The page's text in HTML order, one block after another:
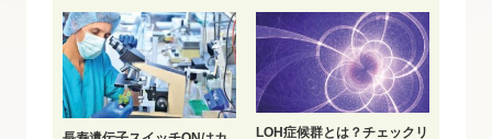
LOH症候群とは？チェックリ